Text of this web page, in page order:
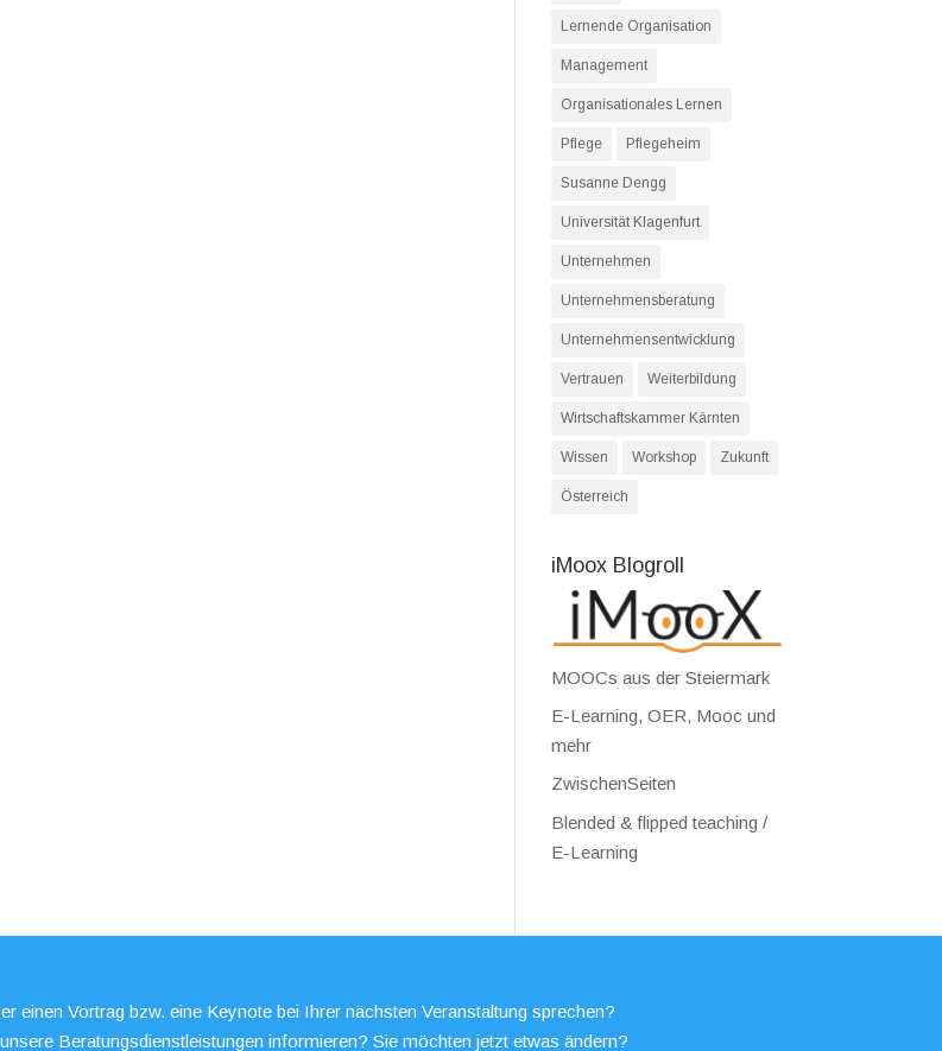
Lernende Organisation
Management
Organisationales Lernen
Pflege Pflegeheim
Susanne Dengg
Universität Klagenfurt
Unternehmen
Unternehmensberatung
Unternehmensentwicklung
Vertrauen Weiterbildung
Wirtschaftskammer Kärnten
Wissen Workshop Zukunft
Österreich
iMoox Blogroll
MOOCs aus der Steiermark
E-Learning, OER, Mooc und
mehr
ZwischenSeiten
Blended & flipped teaching /
E-Learning
einen Vortrag bzw. eine Keynote bei Ihrer nächsten Veranstaltung sprechen?
Beratungsdienstleistungen informieren? Sie möchten jetzt etwas ändern?